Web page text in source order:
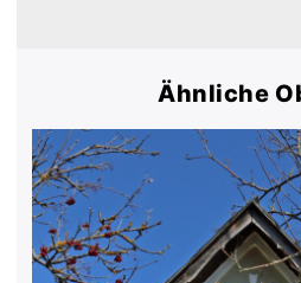
Ähnliche